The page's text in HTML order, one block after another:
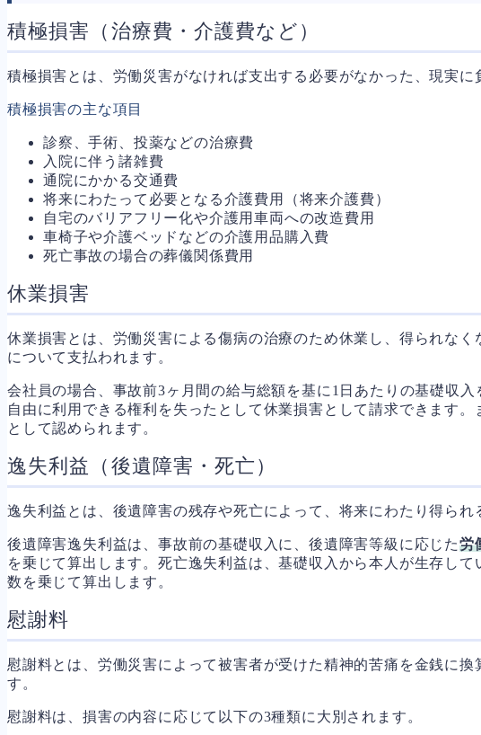
積極損害（治療費・介護費など）
積極損害とは、労働災害がなければ支出する必要がなかった、現実
積極損害の主な項目
診察、手術、投薬などの治療費
入院に伴う諸雑費
通院にかかる交通費
将来にわたって必要となる介護費用（将来介護費）
自宅のバリアフリー化や介護用車両への改造費用
車椅子や介護ベッドなどの介護用品購入費
死亡事故の場合の葬儀関係費用
休業損害
休業損害とは、労働災害による傷病の治療のため休業し、得られな
について支払われます。
会社員の場合、事故前3ヶ月間の給与総額を基に1日あたりの基礎収
自由に利用できる権利を失ったとして休業損害として請求できます
として認められます。
逸失利益（後遺障害・死亡）
逸失利益とは、後遺障害の残存や死亡によって、将来にわたり得ら
後遺障害逸失利益は、事故前の基礎収入に、後遺障害等級に応じた労
を乗じて算出します。死亡逸失利益は、基礎収入から本人が生存し
数を乗じて算出します。
慰謝料
慰謝料とは、労働災害によって被害者が受けた精神的苦痛を金銭に
す。
慰謝料は、損害の内容に応じて以下の3種類に大別されます。